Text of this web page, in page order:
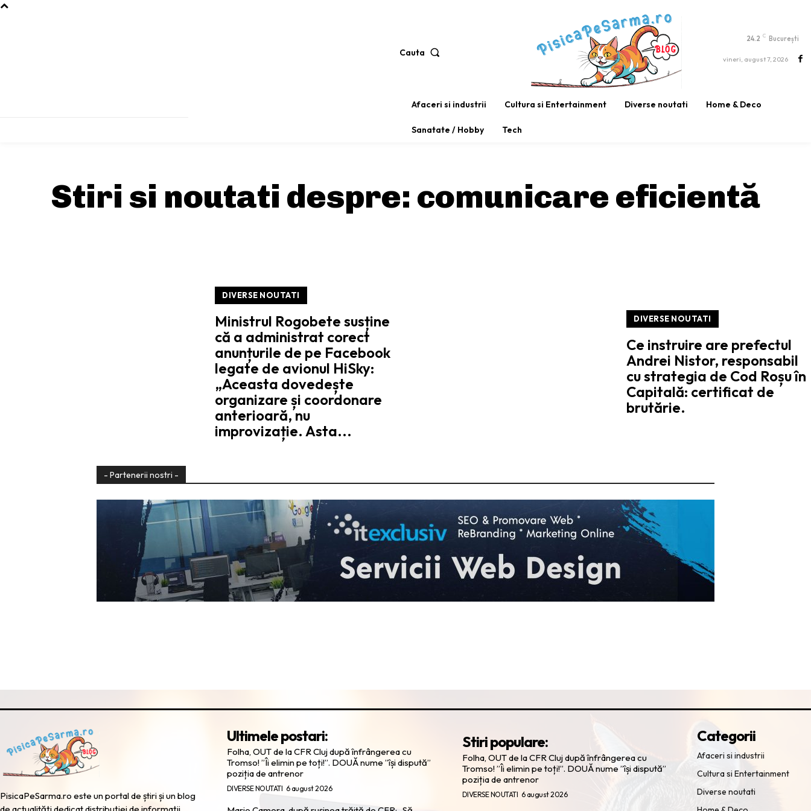
Cauta
24.2 C București
vineri, august 7, 2026
Afaceri si industrii Cultura si Entertainment Diverse noutati Home & Deco
Sanatate / Hobby Tech
Stiri si noutati despre: comunicare eficientă
DIVERSE NOUTATI
Ministrul Rogobete susține
că a administrat corect
anunțurile de pe Facebook
legate de avionul HiSky:
„Aceasta dovedește
organizare și coordonare
anterioară, nu
improvizație. Asta...
DIVERSE NOUTATI
Ce instruire are prefectul
Andrei Nistor, responsabil
cu strategia de Cod Roșu în
Capitală: certificat de
brutărie.
- Partenerii nostri -
PisicaPeSarma.ro este un portal de știri și un blog
Ultimele postari:
Folha, OUT de la CFR Cluj după înfrângerea cu
Tromso! ”Îi elimin pe toți!”. DOUĂ nume ”își dispută”
poziția de antrenor
DIVERSE NOUTATI 6 august 2026
Stiri populare:
Folha, OUT de la CFR Cluj după înfrângerea cu
Tromso! ”Îi elimin pe toți!”. DOUĂ nume ”își dispută”
poziția de antrenor
DIVERSE NOUTATI 6 august 2026
Categorii
Afaceri si industrii
Cultura si Entertainment
Diverse noutati